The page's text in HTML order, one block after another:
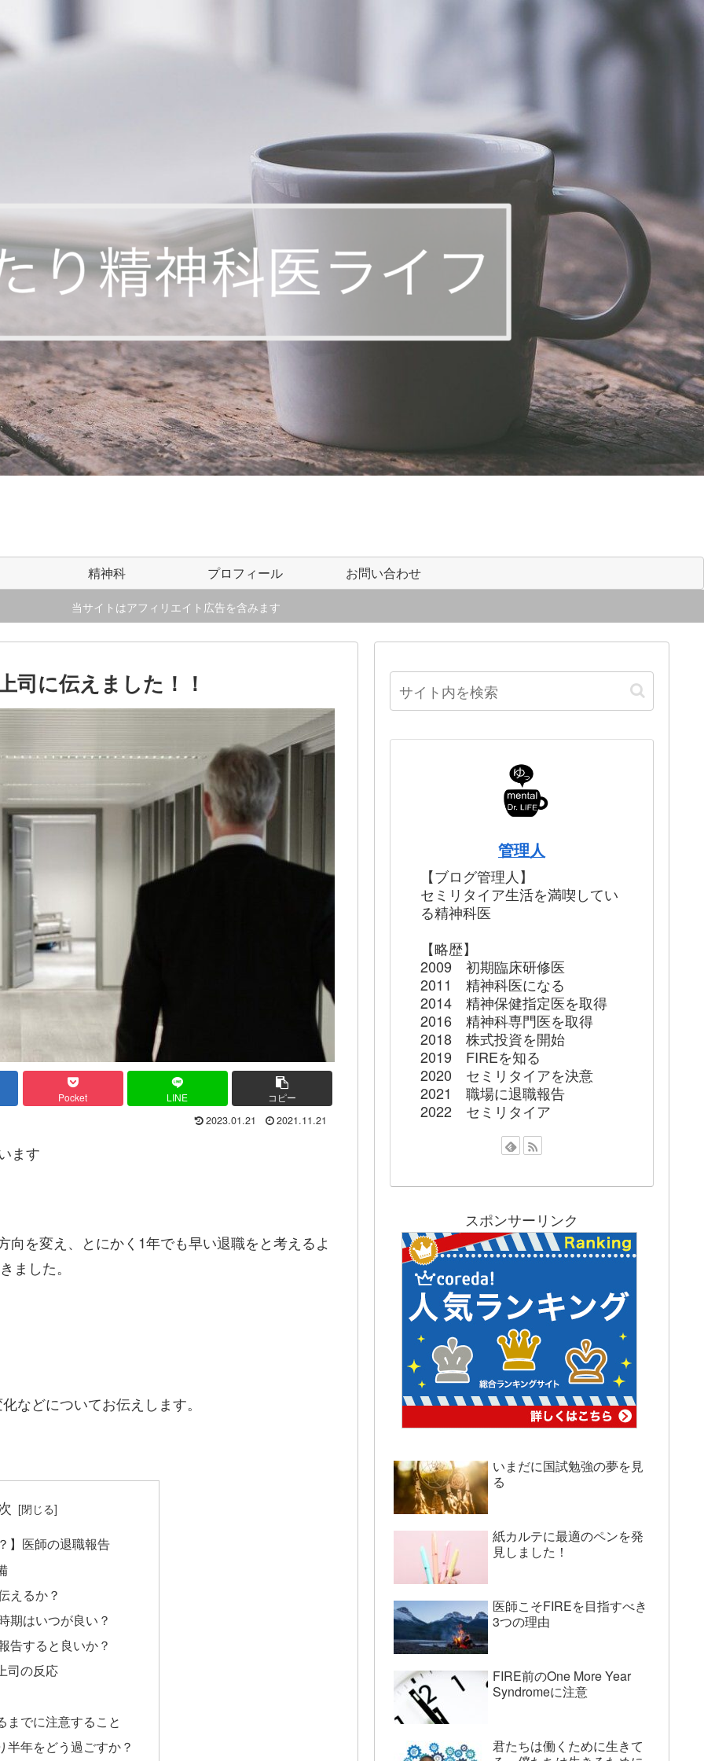
精神科 プロフィール お問い合わせ
当サイトはアフィリエイト広告を含みます
司に伝えました！！
Pocket LINE コピー
2023.01.21 2021.11.21
ます
を変え、とにかく1年でも早い退職をと考えるよ
ました。
などについてお伝えします。
】医師の退職報告
えるか？
期はいつが良い？
告すると良いか？
司の反応
までに注意すること
半年をどう過ごすか？
管理人
【ブログ管理人】
セミリタイア生活を満喫してい
る精神科医
【略歴】
2009 初期臨床研修医
2011 精神科医になる
2014 精神保健指定医を取得
2016 精神科専門医を取得
2018 株式投資を開始
2019 FIREを知る
2020 セミリタイアを決意
2021 職場に退職報告
2022 セミリタイア
スポンサーリンク
いまだに国試勉強の夢を見
る
紙カルテに最適のペンを発
見しました！
医師こそFIREを目指すべき
3つの理由
FIRE前のOne More Year
Syndromeに注意
君たちは働くために生きて